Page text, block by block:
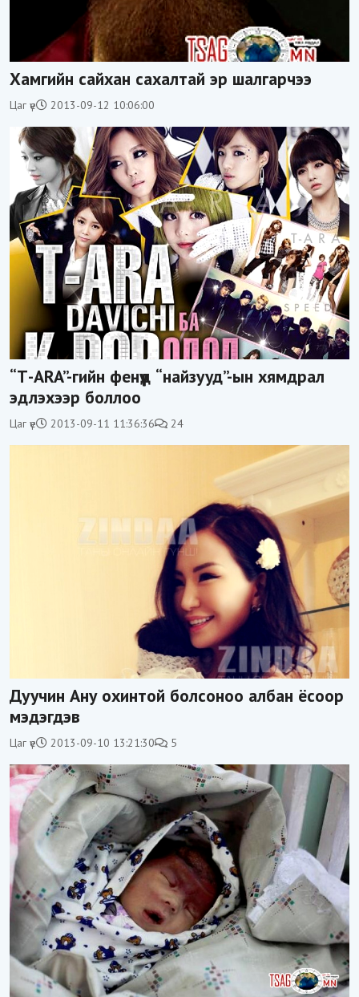
Хамгийн сайхан сахалтай эр шалгарчээ
Цаг үе 2013-09-12 10:06:00
“Т-АRA”-гийн фенүүд “найзууд”-ын хямдрал
эдлэхээр боллоо
Цаг үе 2013-09-11 11:36:36 24
Дуучин Ану охинтой болсоноо албан ёсоор
мэдэгдэв
Цаг үе 2013-09-10 13:21:30 5